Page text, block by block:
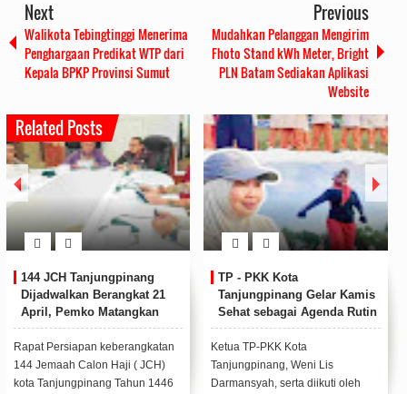
Next
Walikota Tebingtinggi Menerima
Penghargaan Predikat WTP dari
Kepala BPKP Provinsi Sumut
Previous
Mudahkan Pelanggan Mengirim
Fhoto Stand kWh Meter, Bright
PLN Batam Sediakan Aplikasi
Website
Related Posts
144 JCH Tanjungpinang
Dijadwalkan Berangkat 21
April, Pemko Matangkan
Persiapan
Rapat Persiapan keberangkatan
144 Jemaah Calon Haji ( JCH)
kota Tanjungpinang Tahun 1446
TP - PKK Kota
Tanjungpinang Gelar Kamis
Sehat sebagai Agenda Rutin
Bulanan
Ketua TP-PKK Kota
Tanjungpinang, Weni Lis
Darmansyah, serta diikuti oleh